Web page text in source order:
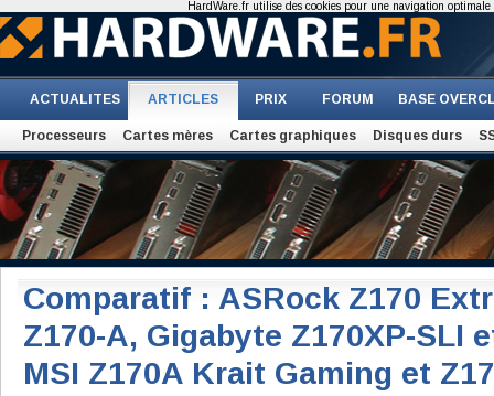
ACTUALITES ARTICLES PRIX FORUM BASE
Processeurs Cartes mères Cartes graphiques Disques durs
Comparatif : ASRock Z170
Z170-A, Gigabyte Z170XP-SLI
MSI Z170A Krait Gaming et
HardWare.fr utilise des cookies pour une navigation